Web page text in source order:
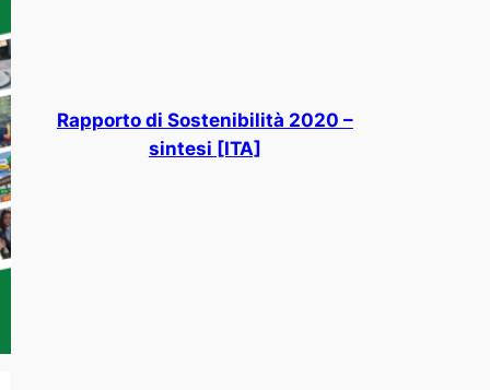
Rapporto di Sostenibilità 2020 –
sintesi [ITA]